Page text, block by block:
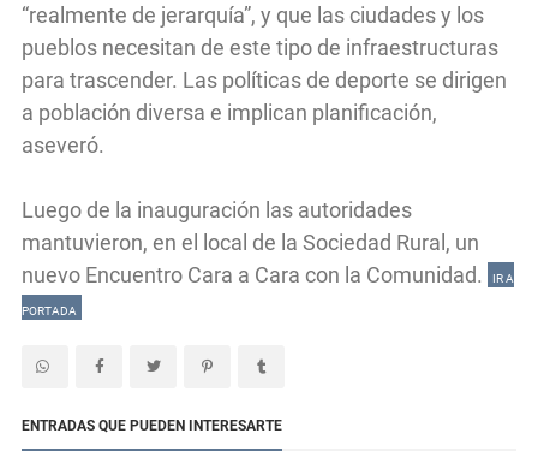
“realmente de jerarquía”, y que las ciudades y los
pueblos necesitan de este tipo de infraestructuras
para trascender. Las políticas de deporte se dirigen
a población diversa e implican planificación,
aseveró.
Luego de la inauguración las autoridades
mantuvieron, en el local de la Sociedad Rural, un
nuevo Encuentro Cara a Cara con la Comunidad.
IR A
PORTADA
ENTRADAS QUE PUEDEN INTERESARTE